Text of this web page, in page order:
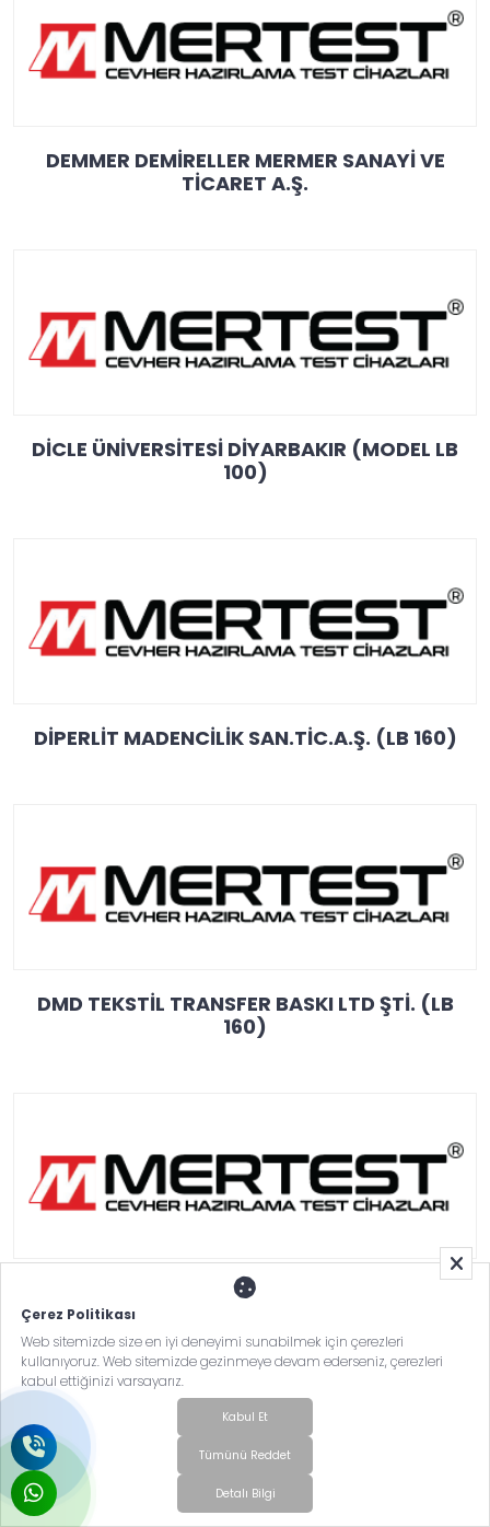
Çerez Politikası
Web sitemizde size en iyi deneyimi sunabilmek için çerezleri
kullanıyoruz. Web sitemizde gezinmeye devam ederseniz, çerezleri
kabul ettiğinizi varsayarız.
Kabul Et
Tümünü Reddet
Detalı Bilgi
DEMMER DEMİRELLER MERMER SANAYİ VE
TİCARET A.Ş.
DİCLE ÜNİVERSİTESİ DİYARBAKIR (MODEL LB
100)
DİPERLİT MADENCİLİK SAN.TİC.A.Ş. (LB 160)
DMD TEKSTİL TRANSFER BASKI LTD ŞTİ. (LB
160)
DÖHLER GIDA SAN.TİC.A.Ş.